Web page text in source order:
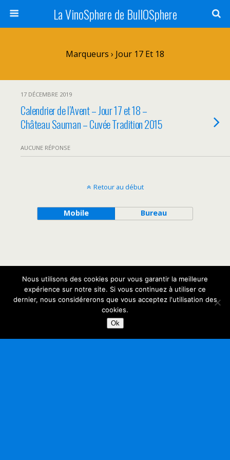
La VinoSphere de BullOSphere
Marqueurs › Jour 17 Et 18
17 DÉCEMBRE 2019
Calendrier de l’Avent – Jour 17 et 18 –
Château Sauman – Cuvée Tradition 2015
AUCUNE RÉPONSE
Retour au début
Mobile Bureau
Nous utilisons des cookies pour vous garantir la meilleure
expérience sur notre site. Si vous continuez à utiliser ce
dernier, nous considérerons que vous acceptez l'utilisation des
cookies.
Ok